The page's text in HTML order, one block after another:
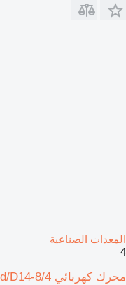
المعدات الصناعية
4
محرك كهربائي ABM Od/D14-8/4 لـ المعدات الصناعية